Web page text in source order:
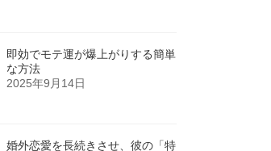
即効でモテ運が爆上がりする簡単
な方法
2025年9月14日
婚外恋愛を長続きさせ、彼の「特